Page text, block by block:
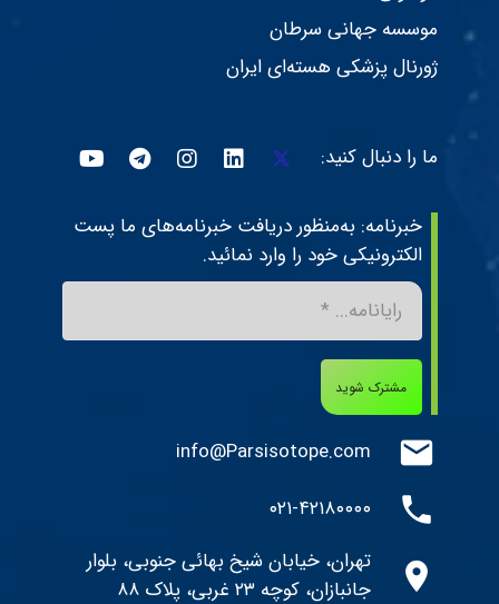
موسسه جهانی سرطان
ژورنال پزشکی هسته‌ای ایران
ما را دنبال کنید:
خبرنامه: به‌منظور دریافت خبرنامه‌های ما پست
الکترونیکی خود را وارد نمائید.
مشترک شوید
mail
info@Parsisotope.com
phone ۰۲۱-۴۲۱۸۰۰۰۰
location_on
تهران، خیابان شیخ بهائی جنوبی، بلوار
جانبازان، کوچه ۲۳ غربی، پلاک ۸۸